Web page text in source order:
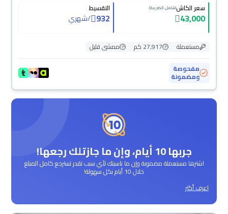
سعر الكاش(شامل الضريبة)
43,000
التقسيط
932
/شهري
مستعملة 27,917 كم
ممشى قليل
مفحوصة
ومضمونة
جربها 10 أيام، وإن ما جازتلك رجعها!
اشترها مستعملة مضمونة وإن ما ناسبتك لأي سبب تقدر تسترجع كامل المبلغ
خلال 10 أيام بكل سهولة!
اعرف أكثر